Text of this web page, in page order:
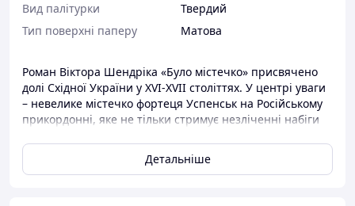
Вид палітурки
Твердий
Тип поверхні паперу
Матова
Роман Віктора Шендріка «Було містечко» присвячено
долі Східної України у XVI-XVII століттях. У центрі уваги
– невелике містечко фортеця Успенськ на Російському
прикордонні, яке не тільки стримує незліченні набіги
московського двору і «добросусідство» степової
Детальніше